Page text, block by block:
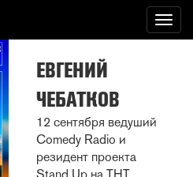
ЕВГЕНИЙ
ЧЕБАТКОВ
12 сентября ведуший
Comedy Radio и
резидент проекта